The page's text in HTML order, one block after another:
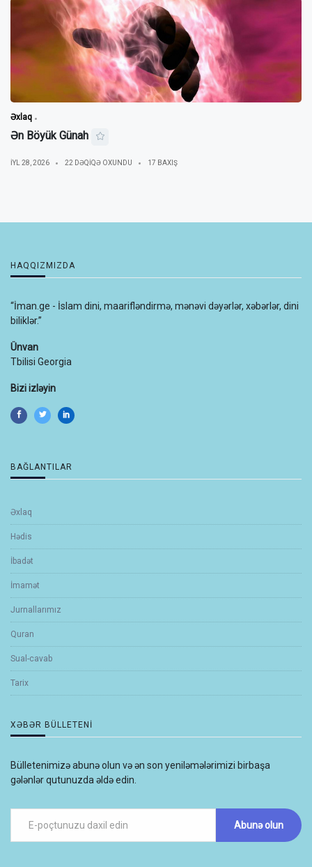
Əxlaq
Ən Böyük Günah
IYL 28, 2026 22 DƏQIQƏ OXUNDU 17 BAXIŞ
HAQQIZMIZDA
“İman.ge - İslam dini, maarifləndirmə, mənəvi dəyərlər, xəbərlər, dini
biliklər.”
Ünvan
Tbilisi Georgia
Bizi izləyin
BAĞLANTILAR
Əxlaq
Hədis
İbadət
İmamət
Jurnallarımız
Quran
Sual-cavab
Tarix
XƏBƏR BÜLLETENI
Bülletenimizə abunə olun və ən son yeniləmələrimizi birbaşa
gələnlər qutunuzda əldə edin.
Abunə olun